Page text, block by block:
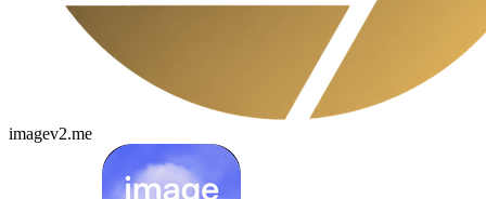
imagev2.me